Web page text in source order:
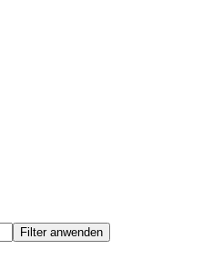
Filter anwenden